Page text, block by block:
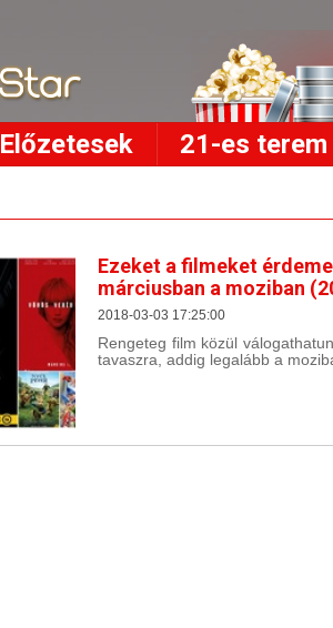
Előzetesek 21-es terem
Ezeket a filmeket
márciusban a moziban
2018-03-03 17:25:00
Rengeteg film közül
tavaszra, addig legalább a